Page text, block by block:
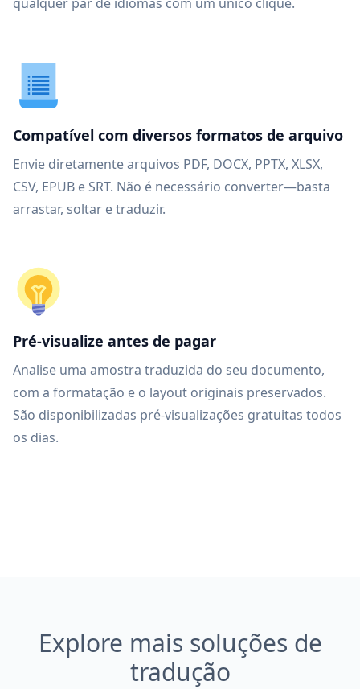
Compatível com diversos formatos de arquivo
Envie diretamente arquivos PDF, DOCX, PPTX, XLSX,
CSV, EPUB e SRT. Não é necessário converter—basta
arrastar, soltar e traduzir.
Pré-visualize antes de pagar
Analise uma amostra traduzida do seu documento,
com a formatação e o layout originais preservados.
São disponibilizadas pré-visualizações gratuitas todos
os dias.
Explore mais soluções de
tradução